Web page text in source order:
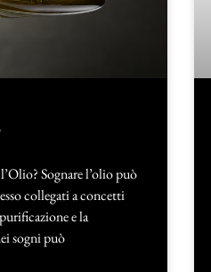
Sognare l’olio può
collegati a concetti
e la
sogni può